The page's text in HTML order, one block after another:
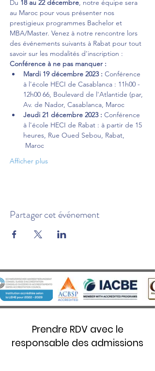
Du 18 au 22 décembre, notre équipe sera
au Maroc pour vous présenter nos
prestigieux programmes Bachelor et
MBA/Master. Venez à notre rencontre lors
des événements suivants à Rabat pour tout
savoir sur les modalités d'inscription :
Conférence à ne pas manquer :
Mardi 19 décembre 2023 : Conférence
à l'école HECI de Casablanca : 11h00 -
12h00 66, Boulevard de l'Atlantide (par,
Av. de Nador, Casablanca, Maroc
Jeudi 21 décembre 2023 : Conférence
à l'école HECI de Rabat : à partir de 15
heures, Rue Oued Sebou, Rabat,
Maroc
Afficher plus
Partager cet événement
Prendre RDV avec le
responsable des admissions